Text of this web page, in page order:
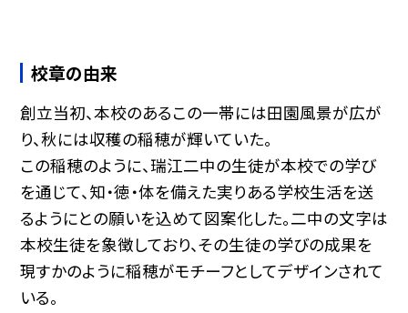
校章の由来
創立当初、本校のあるこの一帯には田園風景が広が
り、秋には収穫の稲穂が輝いていた。
この稲穂のように、瑞江二中の生徒が本校での学び
を通じて、知・徳・体を備えた実りある学校生活を送
るようにとの願いを込めて図案化した。二中の文字は
本校生徒を象徴しており、その生徒の学びの成果を
現すかのように稲穂がモチーフとしてデザインされて
いる。